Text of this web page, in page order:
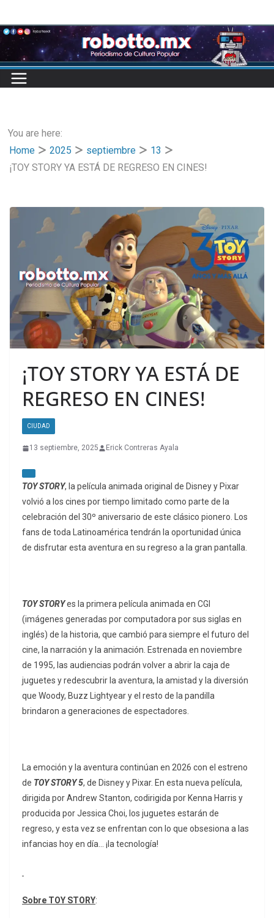
to
content
You are here:
Home
2025 septiembre
13
¡TOY STORY YA ESTÁ DE REGRESO EN CINES!
¡TOY STORY YA ESTÁ DE
REGRESO EN CINES!
CIUDAD
13 septiembre, 2025 Erick Contreras Ayala
TOY STORY, la película animada original de Disney y Pixar
volvió a los cines por tiempo limitado como parte de la
celebración del 30º aniversario de este clásico pionero. Los
fans de toda Latinoamérica tendrán la oportunidad única
de disfrutar esta aventura en su regreso a la gran pantalla.
TOY STORYes la primera película animada en CGI
(imágenes generadas por computadora por sus siglas en
inglés) de la historia, que cambió para siempre el futuro del
cine, la narración y la animación. Estrenada en noviembre
de 1995, las audiencias podrán volver a abrir la caja de
juguetes y redescubrir la aventura, la amistad y la diversión
que Woody, Buzz Lightyear y el resto de la pandilla
brindaron a generaciones de espectadores.
La emoción y la aventura continúan en 2026 con el estreno
de TOY STORY 5, de Disney y Pixar. En esta nueva película,
dirigida por Andrew Stanton, codirigida por Kenna Harris y
producida por Jessica Choi, los juguetes estarán de
regreso, y esta vez se enfrentan con lo que obsesiona a las
infancias hoy en día… ¡la tecnología!
Sobre TOY STORY: